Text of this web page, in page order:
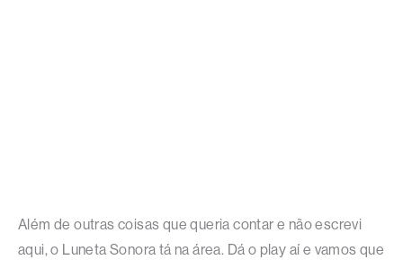
Além de outras coisas que queria contar e não escrevi
aqui, o Luneta Sonora tá na área. Dá o play aí e vamos que